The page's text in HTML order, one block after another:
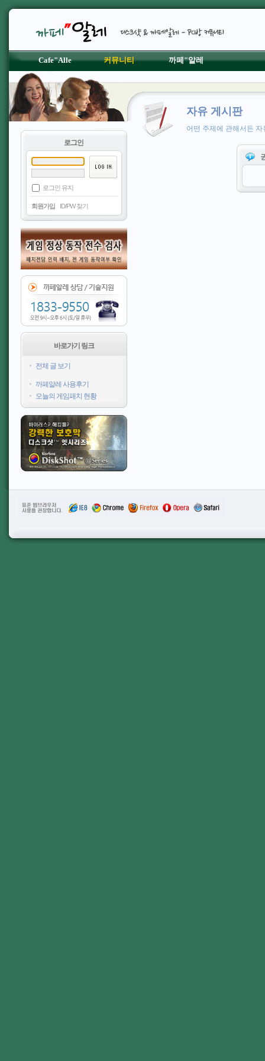
Cafe"Alle 커뮤니티 까페"알레
로그인
로그인 유지
회원가입 ID/PW 찾기
바로가기 링크
전체 글 보기
까페알레 사용후기
오늘의 게임패치 현황
자유 게시판
어떤 주제에 관해서든